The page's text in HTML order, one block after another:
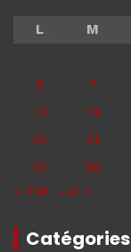
L
M
6
7
13
14
20
21
27
28
« Mai
Juil »
Catégories